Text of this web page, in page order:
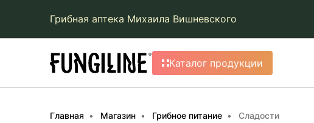
Грибная аптека Михаила Вишневского
Каталог продукции
Главная Магазин Грибное питание Сладости